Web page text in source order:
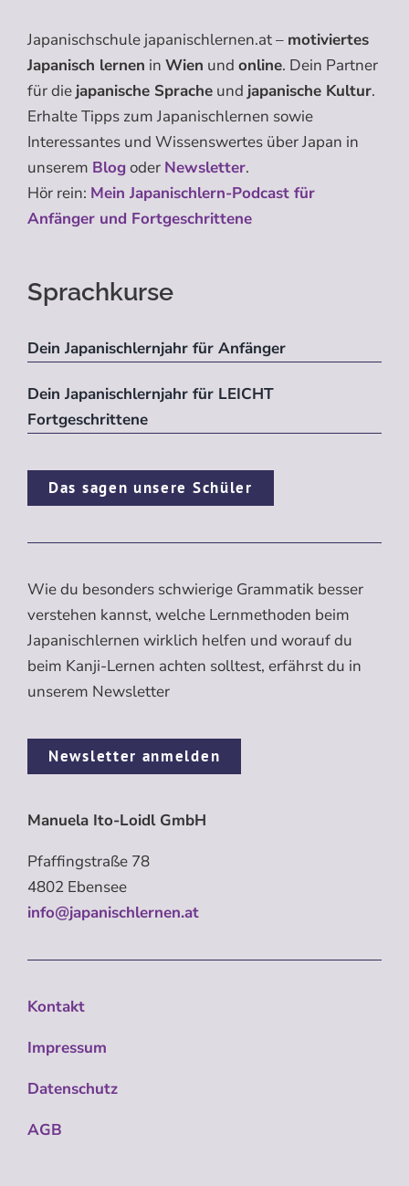
Japanischschule japanischlernen.at – motiviertes
Japanisch lernen in Wien und online. Dein Partner
für die japanische Sprache und japanische Kultur.
Erhalte Tipps zum Japanischlernen sowie
Interessantes und Wissenswertes über Japan in
unserem Blogoder Newsletter.
Hör rein: Mein Japanischlern-Podcast für
Anfänger und Fortgeschrittene
Sprachkurse
Dein Japanischlernjahr für Anfänger
Dein Japanischlernjahr für LEICHT
Fortgeschrittene
Das sagen unsere Schüler
Wie du besonders schwierige Grammatik besser
verstehen kannst, welche Lernmethoden beim
Japanischlernen wirklich helfen und worauf du
beim Kanji-Lernen achten solltest, erfährst du in
unserem Newsletter
Newsletter anmelden
Manuela Ito-Loidl GmbH
Pfaffingstraße 78
4802 Ebensee
info@japanischlernen.at
Kontakt
Impressum
Datenschutz
AGB